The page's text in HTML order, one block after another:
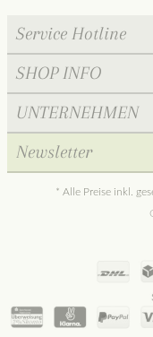
Service Hotline
SHOP INFO
UNTERNEHMEN
Newsletter
* Alle Preise inkl.